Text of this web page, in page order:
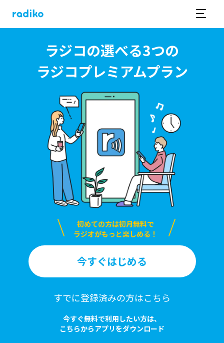
ラジコの選べる3つの
ラジコプレミアムプラン
初めての方は初月無料で
ラジオがもっと楽しめる！
今すぐはじめる
すでに登録済みの方はこちら
今すぐ無料で利用したい方は、
こちらからアプリをダウンロード